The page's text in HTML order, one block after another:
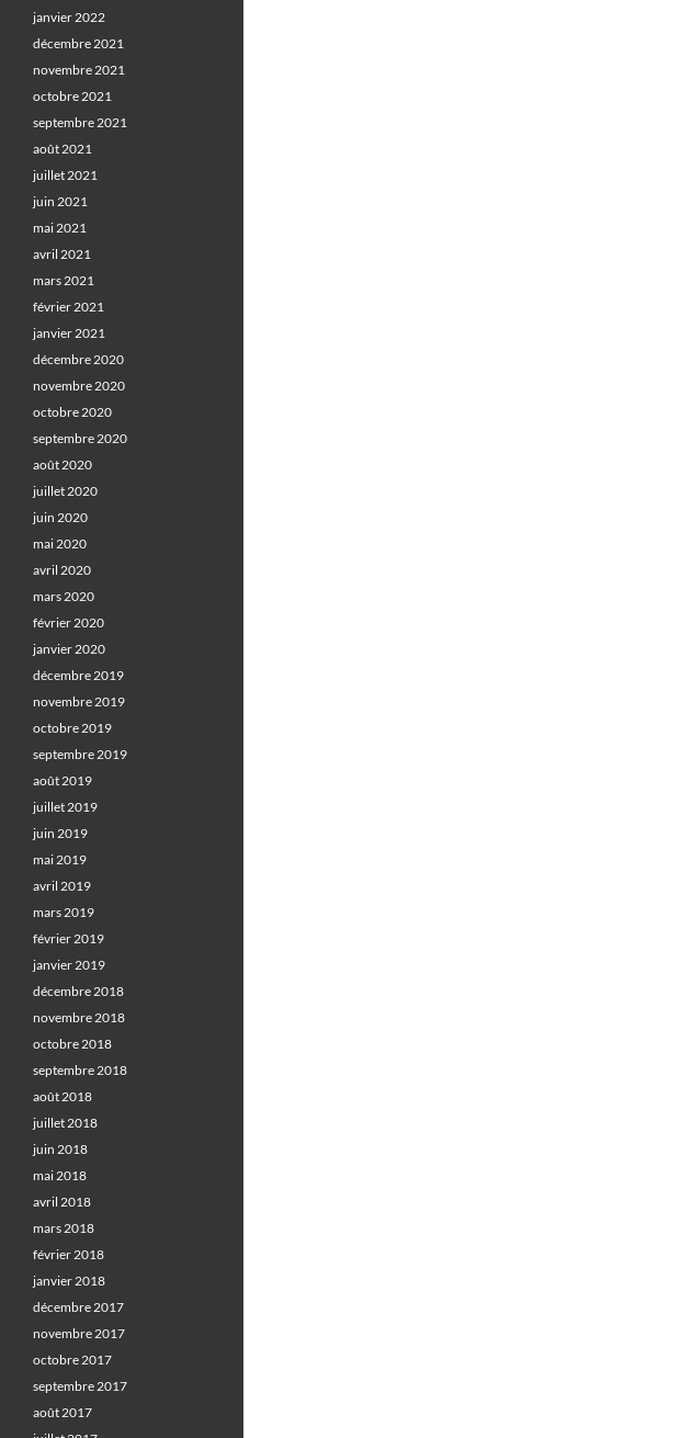
janvier 2022
décembre 2021
novembre 2021
octobre 2021
septembre 2021
août 2021
juillet 2021
juin 2021
mai 2021
avril 2021
mars 2021
février 2021
janvier 2021
décembre 2020
novembre 2020
octobre 2020
septembre 2020
août 2020
juillet 2020
juin 2020
mai 2020
avril 2020
mars 2020
février 2020
janvier 2020
décembre 2019
novembre 2019
octobre 2019
septembre 2019
août 2019
juillet 2019
juin 2019
mai 2019
avril 2019
mars 2019
février 2019
janvier 2019
décembre 2018
novembre 2018
octobre 2018
septembre 2018
août 2018
juillet 2018
juin 2018
mai 2018
avril 2018
mars 2018
février 2018
janvier 2018
décembre 2017
novembre 2017
octobre 2017
septembre 2017
août 2017